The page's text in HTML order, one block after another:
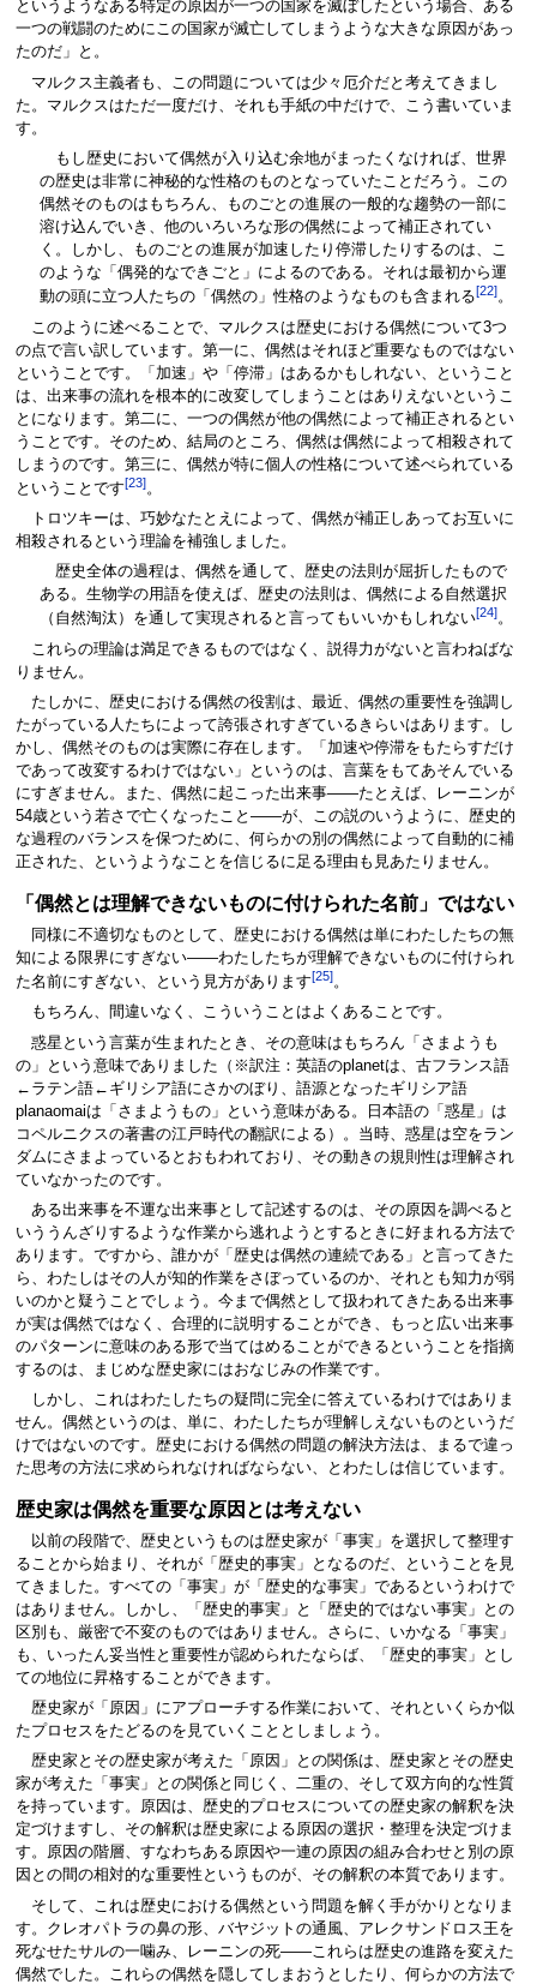
というようなある特定の原因が一つの国家を滅ぼしたという場合、ある
一つの戦闘のためにこの国家が滅亡してしまうような大きな原因があっ
たのだ」と。
マルクス主義者も、この問題については少々厄介だと考えてきまし
た。マルクスはただ一度だけ、それも手紙の中だけで、こう書いていま
す。
もし歴史において偶然が入り込む余地がまったくなければ、世界
の歴史は非常に神秘的な性格のものとなっていたことだろう。この
偶然そのものはもちろん、ものごとの進展の一般的な趨勢の一部に
溶け込んでいき、他のいろいろな形の偶然によって補正されてい
く。しかし、ものごとの進展が加速したり停滞したりするのは、こ
のような「偶発的なできごと」によるのである。それは最初から運
動の頭に立つ人たちの「偶然の」性格のようなものも含まれる[22]。
このように述べることで、マルクスは歴史における偶然について3つ
の点で言い訳しています。第一に、偶然はそれほど重要なものではない
ということです。「加速」や「停滞」はあるかもしれない、ということ
は、出来事の流れを根本的に改変してしまうことはありえないというこ
とになります。第二に、一つの偶然が他の偶然によって補正されるとい
うことです。そのため、結局のところ、偶然は偶然によって相殺されて
しまうのです。第三に、偶然が特に個人の性格について述べられている
ということです[23]。
トロツキーは、巧妙なたとえによって、偶然が補正しあってお互いに
相殺されるという理論を補強しました。
歴史全体の過程は、偶然を通して、歴史の法則が屈折したもので
ある。生物学の用語を使えば、歴史の法則は、偶然による自然選択
（自然淘汰）を通して実現されると言ってもいいかもしれない[24]。
これらの理論は満足できるものではなく、説得力がないと言わねばな
りません。
たしかに、歴史における偶然の役割は、最近、偶然の重要性を強調し
たがっている人たちによって誇張されすぎているきらいはあります。し
かし、偶然そのものは実際に存在します。「加速や停滞をもたらすだけ
であって改変するわけではない」というのは、言葉をもてあそんでいる
にすぎません。また、偶然に起こった出来事――たとえば、レーニンが
54歳という若さで亡くなったこと――が、この説のいうように、歴史的
な過程のバランスを保つために、何らかの別の偶然によって自動的に補
正された、というようなことを信じるに足る理由も見あたりません。
「偶然とは理解できないものに付けられた名前」ではない
同様に不適切なものとして、歴史における偶然は単にわたしたちの無
知による限界にすぎない――わたしたちが理解できないものに付けられ
た名前にすぎない、という見方があります[25]。
もちろん、間違いなく、こういうことはよくあることです。
惑星という言葉が生まれたとき、その意味はもちろん「さまようも
の」という意味でありました（※訳注：英語のplanetは、古フランス語
←ラテン語←ギリシア語にさかのぼり、語源となったギリシア語
planaomaiは「さまようもの」という意味がある。日本語の「惑星」は
コペルニクスの著書の江戸時代の翻訳による）。当時、惑星は空をラン
ダムにさまよっているとおもわれており、その動きの規則性は理解され
ていなかったのです。
ある出来事を不運な出来事として記述するのは、その原因を調べると
いううんざりするような作業から逃れようとするときに好まれる方法で
あります。ですから、誰かが「歴史は偶然の連続である」と言ってきた
ら、わたしはその人が知的作業をさぼっているのか、それとも知力が弱
いのかと疑うことでしょう。今まで偶然として扱われてきたある出来事
が実は偶然ではなく、合理的に説明することができ、もっと広い出来事
のパターンに意味のある形で当てはめることができるということを指摘
するのは、まじめな歴史家にはおなじみの作業です。
しかし、これはわたしたちの疑問に完全に答えているわけではありま
せん。偶然というのは、単に、わたしたちが理解しえないものというだ
けではないのです。歴史における偶然の問題の解決方法は、まるで違っ
た思考の方法に求められなければならない、とわたしは信じています。
歴史家は偶然を重要な原因とは考えない
以前の段階で、歴史というものは歴史家が「事実」を選択して整理す
ることから始まり、それが「歴史的事実」となるのだ、ということを見
てきました。すべての「事実」が「歴史的な事実」であるというわけで
はありません。しかし、「歴史的事実」と「歴史的ではない事実」との
区別も、厳密で不変のものではありません。さらに、いかなる「事実」
も、いったん妥当性と重要性が認められたならば、「歴史的事実」とし
ての地位に昇格することができます。
歴史家が「原因」にアプローチする作業において、それといくらか似
たプロセスをたどるのを見ていくこととしましょう。
歴史家とその歴史家が考えた「原因」との関係は、歴史家とその歴史
家が考えた「事実」との関係と同じく、二重の、そして双方向的な性質
を持っています。原因は、歴史的プロセスについての歴史家の解釈を決
定づけますし、その解釈は歴史家による原因の選択・整理を決定づけま
す。原因の階層、すなわちある原因や一連の原因の組み合わせと別の原
因との間の相対的な重要性というものが、その解釈の本質であります。
そして、これは歴史における偶然という問題を解く手がかりとなりま
す。クレオパトラの鼻の形、バヤジットの通風、アレクサンドロス王を
死なせたサルの一噛み、レーニンの死――これらは歴史の進路を変えた
偶然でした。これらの偶然を隠してしまおうとしたり、何らかの方法で